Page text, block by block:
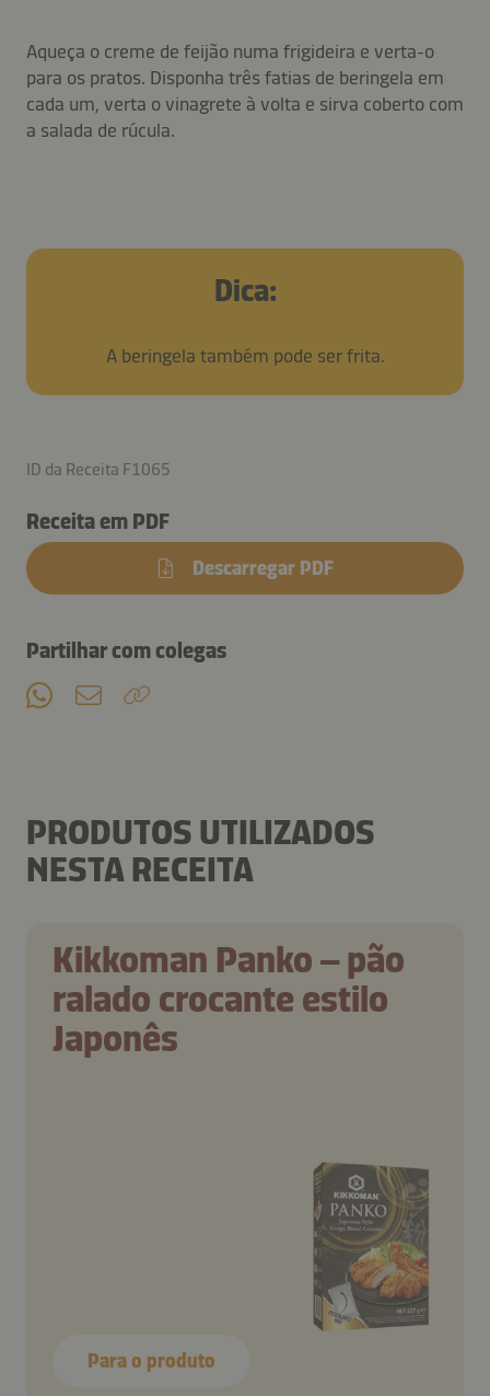
Aqueça o creme de feijão numa frigideira e verta-o
para os pratos. Disponha três fatias de beringela em
cada um, verta o vinagrete à volta e sirva coberto com
a salada de rúcula.
Dica:
A beringela também pode ser frita.
ID da Receita F1065
Receita em PDF
Descarregar PDF
Partilhar com colegas
PRODUTOS UTILIZADOS
NESTA RECEITA
Kikkoman Panko – pão
ralado crocante estilo
Japonês
Para o produto